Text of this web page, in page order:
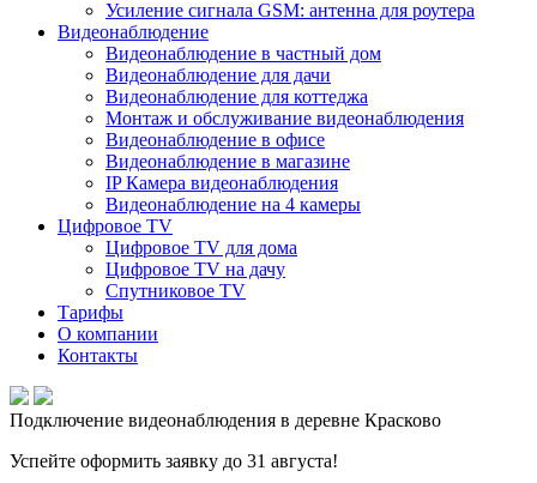
Усиление сигнала GSM: антенна для роутера
Видеонаблюдение
Видеонаблюдение в частный дом
Видеонаблюдение для дачи
Видеонаблюдение для коттеджа
Монтаж и обслуживание видеонаблюдения
Видеонаблюдение в офисе
Видеонаблюдение в магазине
IP Камера видеонаблюдения
Видеонаблюдение на 4 камеры
Цифровое TV
Цифровое TV для дома
Цифровое TV на дачу
Спутниковое TV
Тарифы
О компании
Контакты
Подключение видеонаблюдения в деревне Красково
Успейте оформить заявку до 31 августа!